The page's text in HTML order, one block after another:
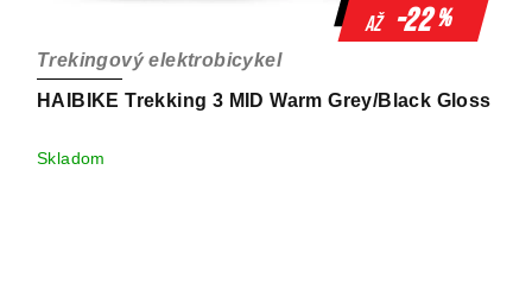
až -22%
HAIBIKE Trekking 3 MID Warm Grey/Black Gloss
Trekingový elektrobicykel
Skladom